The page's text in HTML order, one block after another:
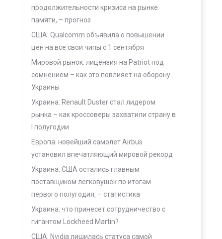
продолжительности кризиса на рынке
памяти, – прогноз
США: Qualcomm объявила о повышении
цен на все свои чипы с 1 сентября
Мировой рынок: лицензия на Patriot под
сомнением – как это повлияет на оборону
Украины
Украина: Renault Duster стал лидером
рынка – как кроссоверы захватили страну в
I полугодии
Европа: новейший самолет Airbus
установил впечатляющий мировой рекорд
Украина: США остались главным
поставщиком легковушек по итогам
первого полугодия, – статистика
Украина: что принесет сотрудничество с
гигантом Lockheed Martin?
США: Nvidia лишилась статуса самой